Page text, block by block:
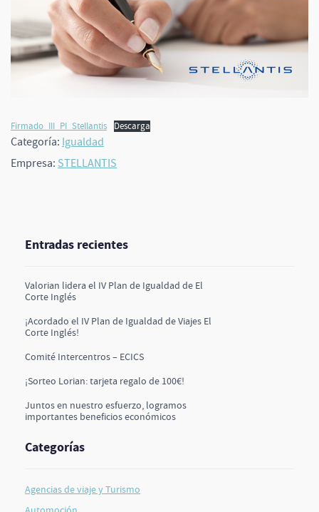
Firmado_III_PI_Stellantis Descarga
Categoría: Igualdad
Empresa: STELLANTIS
Entradas recientes
Valorian lidera el IV Plan de Igualdad de El
Corte Inglés
¡Acordado el IV Plan de Igualdad de Viajes El
Corte Inglés!
Comité Intercentros – ECICS
¡Sorteo Lorian: tarjeta regalo de 100€!
Juntos en nuestro esfuerzo, logramos
importantes beneficios económicos
Categorías
Agencias de viaje y Turismo